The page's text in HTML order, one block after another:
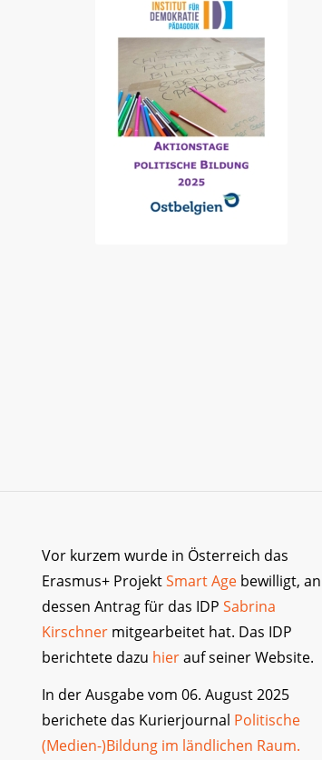
Vor kurzem wurde in Österreich das
Erasmus+ ProjektSmart Agebewilligt, an
dessen Antrag für das IDP Sabrina
Kirschnermitgearbeitet hat. Das IDP
berichtete dazu hierauf seiner Website.
In der Ausgabe vom 06. August 2025
berichete das Kurierjournal Politische
(Medien-)Bildung im ländlichen Raum.